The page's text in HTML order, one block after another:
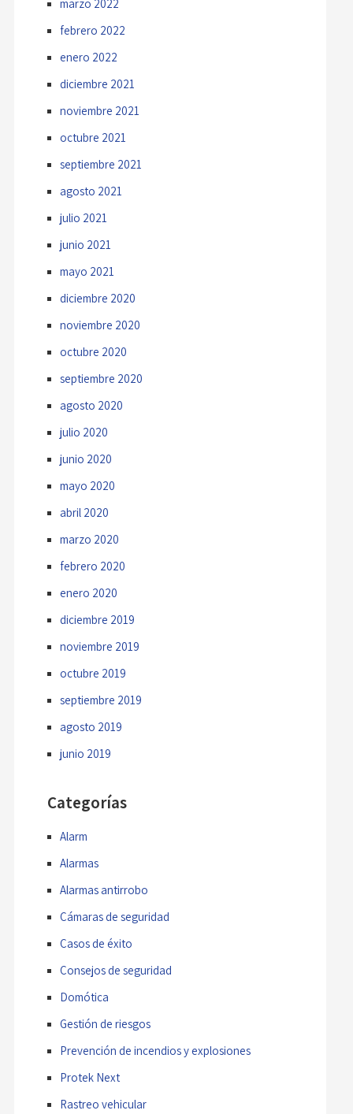
marzo 2022
febrero 2022
enero 2022
diciembre 2021
noviembre 2021
octubre 2021
septiembre 2021
agosto 2021
julio 2021
junio 2021
mayo 2021
diciembre 2020
noviembre 2020
octubre 2020
septiembre 2020
agosto 2020
julio 2020
junio 2020
mayo 2020
abril 2020
marzo 2020
febrero 2020
enero 2020
diciembre 2019
noviembre 2019
octubre 2019
septiembre 2019
agosto 2019
junio 2019
Categorías
Alarm
Alarmas
Alarmas antirrobo
Cámaras de seguridad
Casos de éxito
Consejos de seguridad
Domótica
Gestión de riesgos
Prevención de incendios y explosiones
Protek Next
Rastreo vehicular